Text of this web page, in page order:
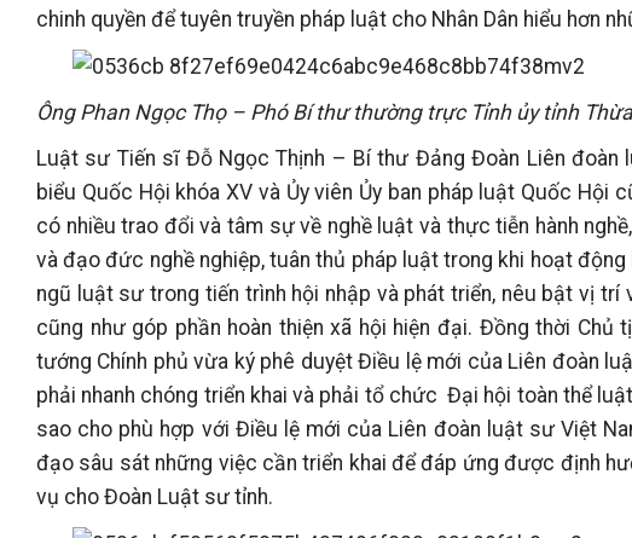
chinh quyền để tuyên truyền pháp luật cho Nhân Dân hiểu hơn
Ông Phan Ngọc Thọ – Phó Bí thư thường trực Tỉnh ủy tỉnh
Luật sư Tiến sĩ Đỗ Ngọc Thịnh – Bí thư Đảng Đoàn Liên
biểu Quốc Hội khóa XV và Ủy viên Ủy ban pháp luật Quốc
có nhiều trao đổi và tâm sự về nghề luật và thực tiễn hành
và đạo đức nghề nghiệp, tuân thủ pháp luật trong khi hoạt
ngũ luật sư trong tiến trình hội nhập và phát triển, nêu bật vị
cũng như góp phần hoàn thiện xã hội hiện đại. Đồng thời
tướng Chính phủ vừa ký phê duyệt Điều lệ mới của Liên đoàn
phải nhanh chóng triển khai và phải tổ chức Đại hội toàn thể
sao cho phù hợp với Điều lệ mới của Liên đoàn luật sư Việt
đạo sâu sát những việc cần triển khai để đáp ứng được định
vụ cho Đoàn Luật sư tỉnh.